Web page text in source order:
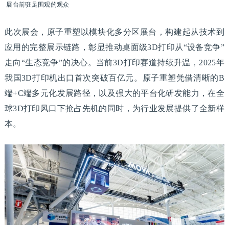
展台前驻足围观的观众
此次展会，原子重塑以模块化多分区展台，构建起从技术到
应用的完整展示链路，彰显推动桌面级3D打印从“设备竞争”
走向“生态竞争”的决心。当前3D打印赛道持续升温，2025年
我国3D打印机出口首次突破百亿元。原子重塑凭借清晰的B
端+C端多元化发展路径，以及强大的平台化研发能力，在全
球3D打印风口下抢占先机的同时，为行业发展提供了全新样
本。